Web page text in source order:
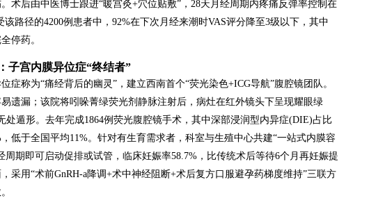
术后由中医博士跟进“暖宫灸+穴位贴敷”，28天月经周期内疼痛反弹率控制在
路径的4200例患者中，92%在下次月经来潮时VAS评分降至3级以下，其中
停药。
子宫内膜异位症“终结者”
症称为“痛经背后的幽灵”，建立西南首个“荧光染色+ICG导航”腹腔镜团队。
遗漏；该院将吲哚菁绿荧光剂静脉注射后，病灶在红外镜头下呈现耀眼绿
处遁形。去年完成1864例荧光腹腔镜手术，其中深部浸润型内异症(DIE)占比
低于全国平均11%。针对有生育需求者，科室与生殖中心共建“一站式内膜容
周期即可启动促排或试管，临床妊娠率58.7%，比传统术后等待6个月再妊娠提
采用“术前GnRH-a降调+术中神经阻断+术后复方口服避孕药梯度维持”三联方